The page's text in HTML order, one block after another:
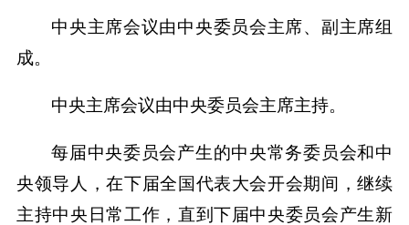
中央主席会议由中央委员会主席、副主席组
成。
中央主席会议由中央委员会主席主持。
每届中央委员会产生的中央常务委员会和中
央领导人，在下届全国代表大会开会期间，继续
主持中央日常工作，直到下届中央委员会产生新